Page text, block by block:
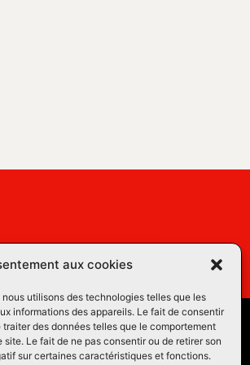
aux cookies
utilisons des technologies telles que les
informations des appareils. Le fait de consentir
des données telles que le comportement
Le fait de ne pas consentir ou de retirer son
sur certaines caractéristiques et fonctions.